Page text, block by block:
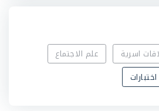
اسرية
علم الاجتماع